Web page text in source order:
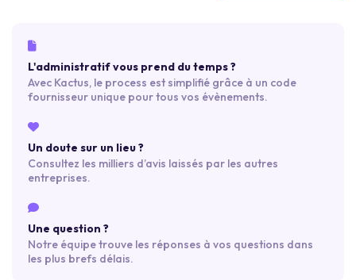
L'administratif vous prend du temps ?
Avec Kactus, le process est simplifié grâce à un code
fournisseur unique pour tous vos évènements.
Un doute sur un lieu ?
Consultez les milliers d’avis laissés par les autres
entreprises.
Une question ?
Notre équipe trouve les réponses à vos questions dans
les plus brefs délais.